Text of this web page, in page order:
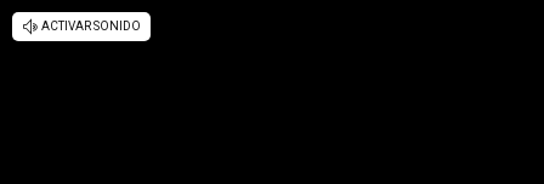
ACTIVAR SONIDO